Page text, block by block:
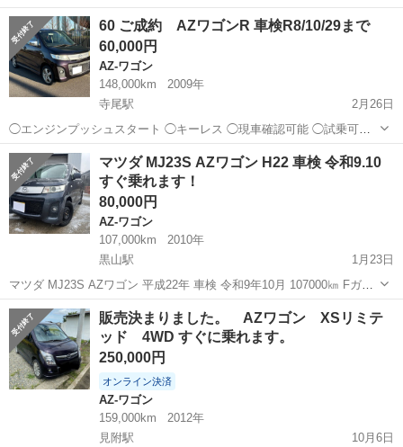
名： マツダ ■ 車種名： ＡＺワゴン ■ グレード名： ＦＸ ４
ＷＤ 助手席エアバック フルフラットシート 衝突安全ボディ 盗
難防止システム ...
長野 佐久市 AZ-ワゴン
60 ご成約 AZワゴンR 車検R8/10/29まで
60,000円
AZ-ワゴン
148,000km
2009年
寺尾駅
2月26日
◯エンジンプッシュスタート ◯キーレス ◯現車確認可能 ◯試乗可能
現状冬タイヤ（2020年製まだ溝あります） トラブル防止のため名義変
更はこちらで行います。（新潟ナンバー以外になる場合行政書士に依
頼しますため別途費用頂戴し...
新潟 新潟市 寺尾駅
マツダ MJ23S AZワゴン H22 車検 令和9.10
すぐ乗れます！
80,000円
AZ-ワゴン
107,000km
2010年
黒山駅
1月23日
マツダ MJ23S AZワゴン 平成22年 車検 令和9年10月 107000㎞ Fガラ
スヒビ すぐ乗れます！
新潟 新潟市 黒山駅 AZ-ワゴン
販売決まりました。 AZワゴン XSリミテ
ッド 4WD すぐに乗れます。
250,000円
オンライン決済
AZ-ワゴン
159,000km
2012年
見附駅
10月6日